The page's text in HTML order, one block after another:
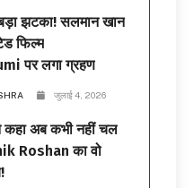
झटका! सलमान खान
फिल्म
पर लगा ग्रहण
जुलाई 4, 2026
कहा अब कभी नहीं चल
Roshan का वो